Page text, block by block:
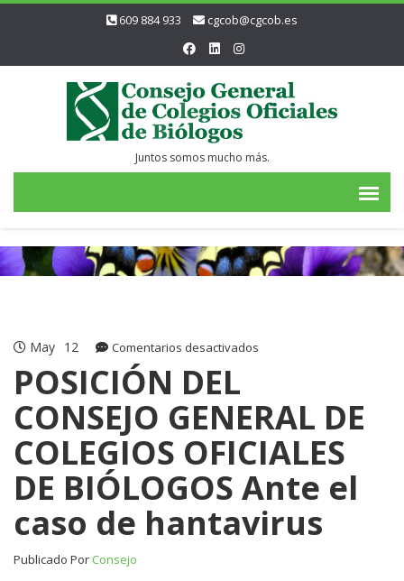
609 884 933 cgcob@cgcob.es
Juntos somos mucho más.
May 12 Comentarios desactivados
CONSEJO
GENERAL
DE
COLEGIOS
OFICIALES
DE
BIÓLOGOS
Ante
POSICIÓN DEL
CONSEJO GENERAL DE
COLEGIOS OFICIALES
DE BIÓLOGOS Ante el
caso de hantavirus
Publicado Por Consejo